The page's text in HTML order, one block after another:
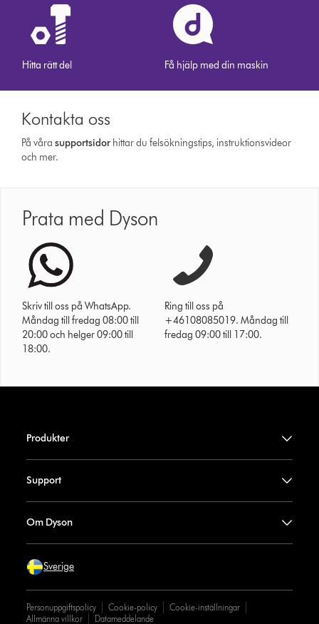
Hitta rätt del Få hjälp med din maskin
Kontakta oss
På vårasupport­sidor hittar du felsökningstips, instruktionsvideor
och mer.
Prata med Dyson
Skriv till oss på WhatsApp.
Måndag till fredag 08:00 till
20:00 och helger 09:00 till
18:00.
Ring till oss på
+46108085019. Måndag till
fredag 09:00 till 17:00.
Produkter
Support
Om Dyson
Sverige
Personuppgiftspolicy Cookie-policy
Cookie-inställningar
Allmänna villkor
Datameddelande